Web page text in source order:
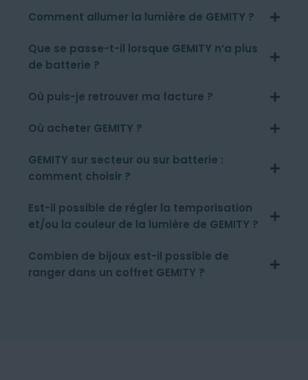
Comment allumer la lumière de GEMITY ?
Que se passe-t-il lorsque GEMITY n’a plus
de batterie ?
Où puis-je retrouver ma facture ?
Où acheter GEMITY ?
GEMITY sur secteur ou sur batterie :
comment choisir ?
Est-il possible de régler la temporisation
et/ou la couleur de la lumière de GEMITY ?
Combien de bijoux est-il possible de
ranger dans un coffret GEMITY ?